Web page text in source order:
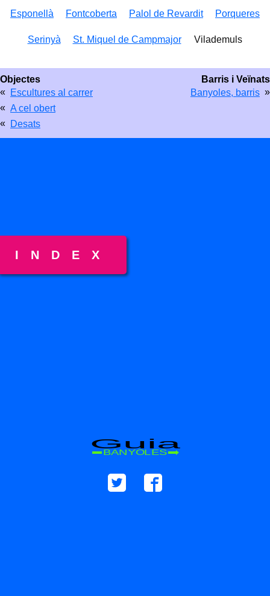
Esponellà Fontcoberta Palol de Revardit Porqueres
Serinyà St. Miquel de Campmajor Vilademuls
Barris i Veïnats
Banyoles, barris »
Objectes
« Escultures al carrer
« A cel obert
« Desats
Guia
BANYOLES
INDEX